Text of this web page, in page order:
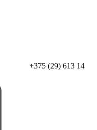
+375 (29) 613 14